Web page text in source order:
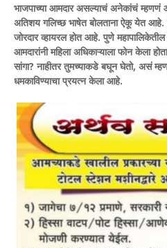
भाजपाच्या आमदार असल्याचं अनेकांचं म्हणणं
अतिशय गलिच्छ भाषेत बोलताना ऐकू येत आहे.
जोरदार व्हायरल होत आहे. पुणे महापालिकेतील
आमदारांनी महिला अधिकाऱ्याला फोन केला
सांगा? नाहीतर तुमच्याकडे बघून घेतो, असं
धमकाविण्याचा प्रयत्न केला आहे.